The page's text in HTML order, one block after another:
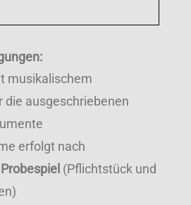
musikalischem
die ausgeschriebenen
erfolgt nach
Probespiel (Pflichtstück und